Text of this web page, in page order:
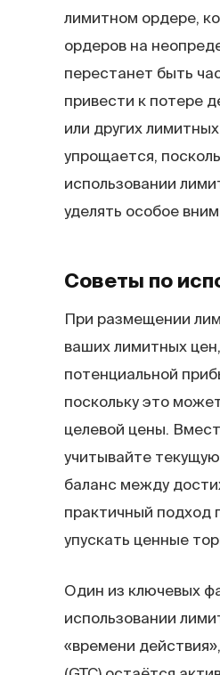
лимитном ордере,
ордеров на
перестанет быть
привести к потере
или других
упрощается,
использовании
уделять особое
Советы по
При размещении
ваших лимитных
потенциальной
поскольку это
целевой цены.
учитывайте
баланс между
практичный подход
упускать ценные
Один из ключевых
использовании
«времени